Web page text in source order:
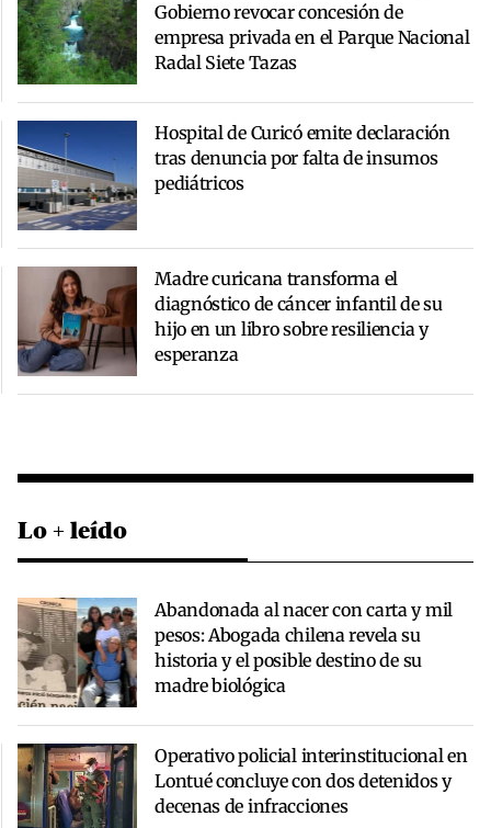
Gobierno revocar concesión de
empresa privada en el Parque Nacional
Radal Siete Tazas
Hospital de Curicó emite declaración
tras denuncia por falta de insumos
pediátricos
Madre curicana transforma el
diagnóstico de cáncer infantil de su
hijo en un libro sobre resiliencia y
esperanza
Lo + leído
Abandonada al nacer con carta y mil
pesos: Abogada chilena revela su
historia y el posible destino de su
madre biológica
Operativo policial interinstitucional en
Lontué concluye con dos detenidos y
decenas de infracciones